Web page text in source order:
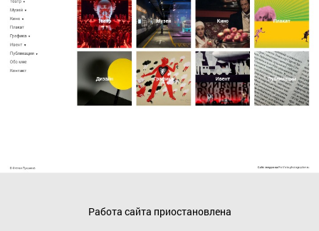
Работа сайта приостановлена